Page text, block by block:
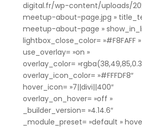
digital.fr/wp-content/uploads/
meetup-about-page.jpg »
meetup-about-page »
lightbox_close_color= »#F8FAFF »
use_overlay= »on »
overlay_color=
overlay_icon_color= »#FFFDF8″
hover_icon= »7||divi||400″
overlay_on_hover= »off »
_builder_version= »4.14.6″
_module_preset= »default »